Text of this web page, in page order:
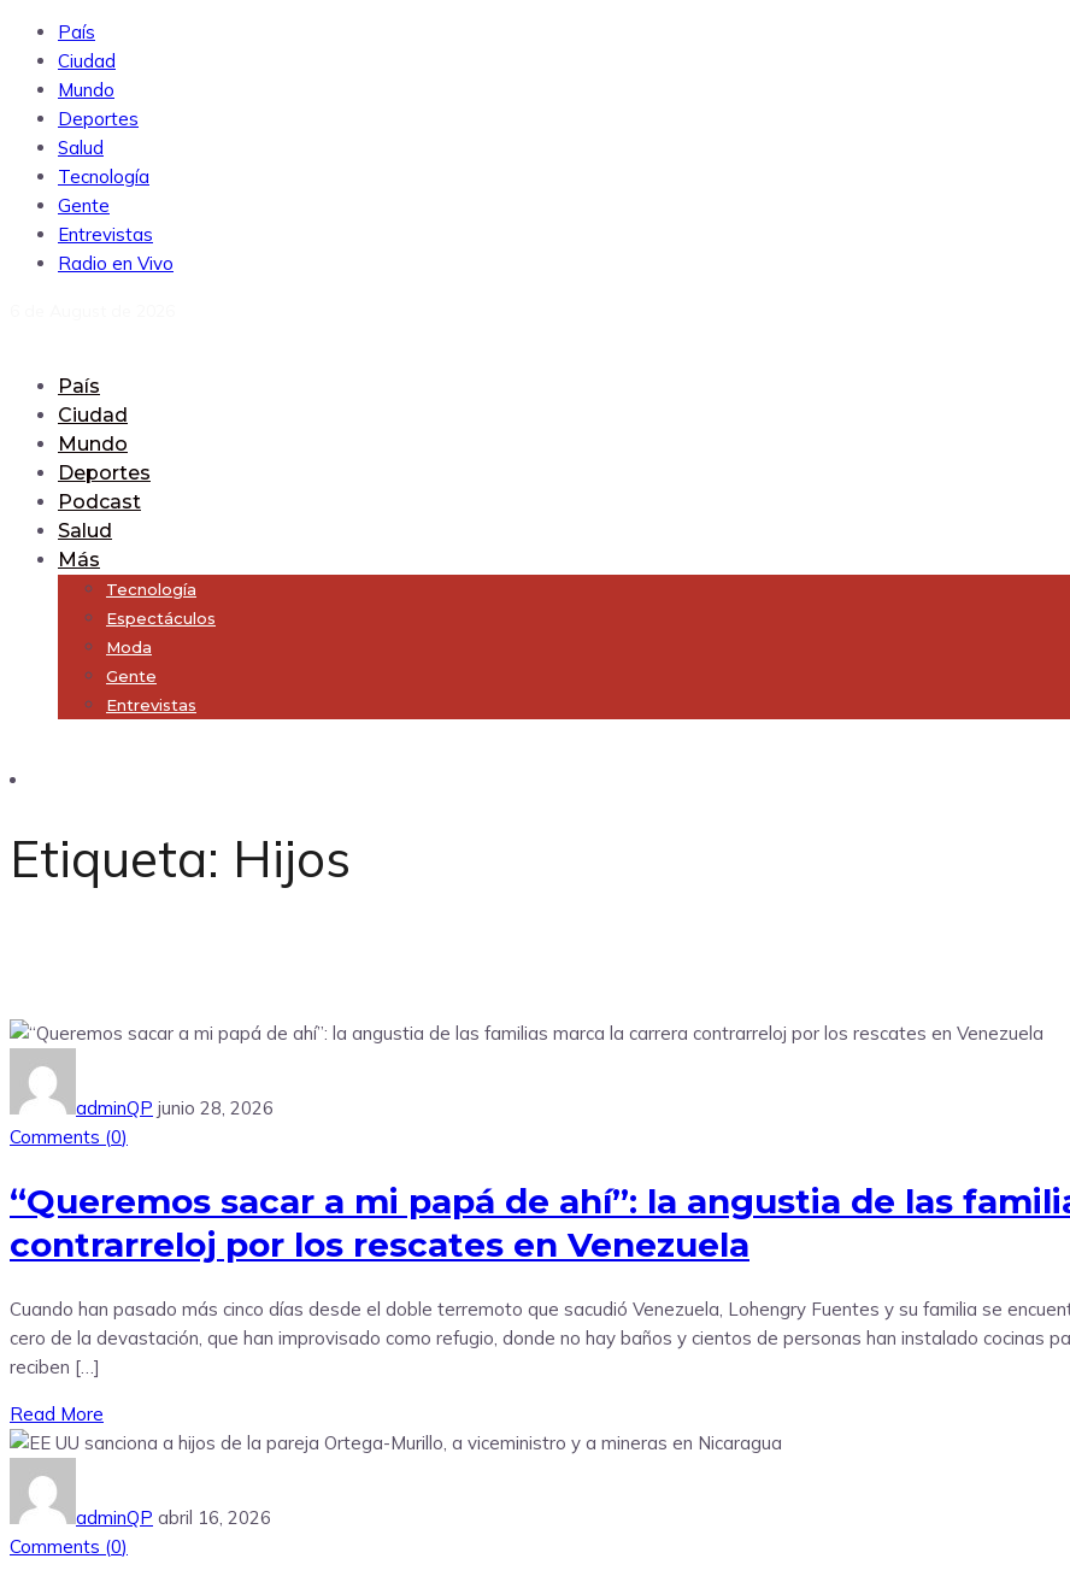
País
Ciudad
Mundo
Deportes
Salud
Tecnología
Gente
Entrevistas
Radio en Vivo
País
Ciudad
Mundo
Deportes
Podcast
Salud
Más
Tecnología
Espectáculos
Moda
Gente
Entrevistas
Etiqueta: Hijos
adminQP junio 28, 2026
Comments (0)
“Queremos sacar a mi papá de ahí”: la angustia de las
contrarreloj por los rescates en Venezuela
Cuando han pasado más cinco días desde el doble terremoto que sacudió Venezuela, Lohengry Fuentes y su familia se
cero de la devastación, que han improvisado como refugio, donde no hay baños y cientos de personas han instalado cocinas
reciben […]
Read More
adminQP abril 16, 2026
Comments (0)